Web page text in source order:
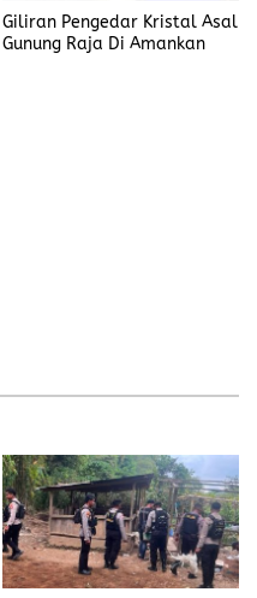
Giliran Pengedar Kristal Asal
Gunung Raja Di Amankan